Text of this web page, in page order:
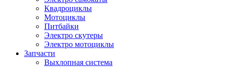
Квадроциклы
Мотоциклы
Питбайки
Электро скутеры
Электро мотоциклы
Запчасти
Выхлопная система